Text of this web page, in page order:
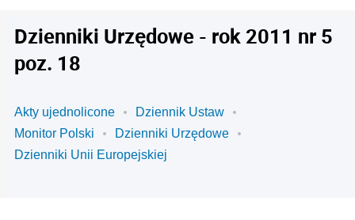
Dzienniki Urzędowe - rok 2011 nr 5
poz. 18
Akty ujednolicone
Dziennik Ustaw
Monitor Polski
Dzienniki Urzędowe
Dzienniki Unii Europejskiej